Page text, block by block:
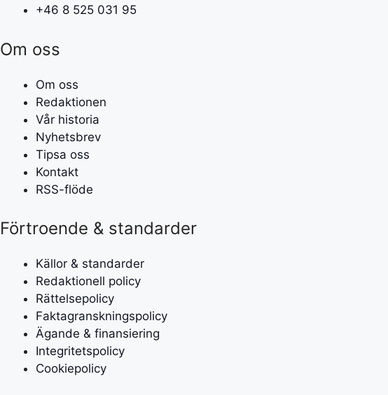
+46 8 525 031 95
Om oss
Om oss
Redaktionen
Vår historia
Nyhetsbrev
Tipsa oss
Kontakt
RSS-flöde
Förtroende & standarder
Källor & standarder
Redaktionell policy
Rättelsepolicy
Faktagranskningspolicy
Ägande & finansiering
Integritetspolicy
Cookiepolicy